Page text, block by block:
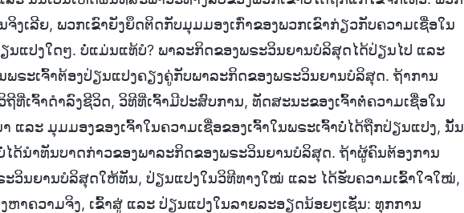
ຈິງເລີຍ, ພວກເຂົາຍັງຍຶດຕິດກັບມຸມມອງເກົ່າຂອງພວກເຂົາກ່ຽວກັບຄວາມເຊື່ອໃນ
ນແປງໃດໆ. ບໍ່ແມ່ນແທ້ບໍ? ພາລະກິດຂອງພຣະວິນຍານບໍລິສຸດໄດ້ປ່ຽນໄປ ແລະ
ພຣະເຈົ້າຕ້ອງປ່ຽນແປງຄຽງຄູ່ກັບພາລະກິດຂອງພຣະວິນຍານບໍລິສຸດ. ຖ້າການ
ທີ່ເຈົ້າດຳລົງຊີວິດ, ວິທີທີ່ເຈົ້າມີປະສົບການ, ທັດສະນະຂອງເຈົ້າຕໍ່ຄວາມເຊື່ອໃນ
ແລະ ມຸມມອງຂອງເຈົ້າໃນຄວາມເຊື່ອຂອງເຈົ້າໃນພຣະເຈົ້າບໍ່ໄດ້ຖືກປ່ຽນແປງ, ນັ້ນ
ໄດ້ນຳທັນບາດກ່າວຂອງພາລະກິດຂອງພຣະວິນຍານບໍລິສຸດ. ຖ້າຜູ້ຄົນຕ້ອງການ
ວິນຍານບໍລິສຸດໃຫ້ທັນ, ປ່ຽນແປງໃນວິທີທາງໃໝ່ ແລະ ໄດ້ຮັບຄວາມເຂົ້າໃຈໃໝ່,
ຫາຄວາມຈິງ, ເຂົ້າສູ່ ແລະ ປ່ຽນແປງໃນລາຍລະອຽດນ້ອຍໆເຊັ່ນ: ທຸກການ